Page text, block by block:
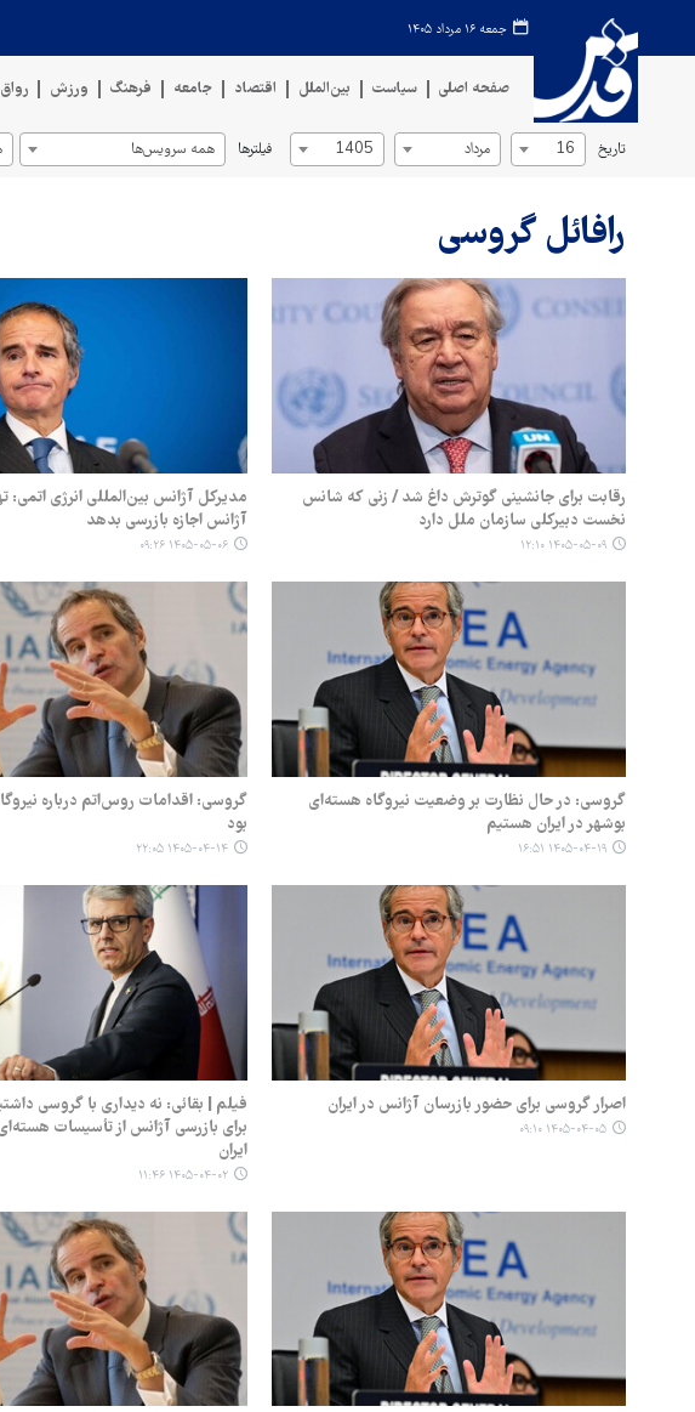
جمعه ۱۶ مرداد ۱۴۰۵
صفحه اصلی سیاست بین‌الملل اقتصاد جامعه فرهنگ ورزش رواق
تاریخ 16 مرداد 1405 فیلترها همه سرویس‌ها
رافائل گروسی
رقابت برای جانشینی گوترش داغ شد / زنی که شانس
نخست دبیرکلی سازمان ملل دارد
۱۴۰۵-۰۵-۰۹ ۱۲:۱۰
مدیرکل آژانس بین‌المللی انرژی اتمی:
آژانس اجازه بازرسی بدهد
۱۴۰۵-۰۵-۰۶ ۰۹:۲۶
گروسی: در حال نظارت بر وضعیت نیروگاه هسته‌ای
بوشهر در ایران هستیم
۱۴۰۵-۰۴-۱۹ ۱۶:۵۱
گروسی: اقدامات روس‌اتم درباره
بود
۱۴۰۵-۰۴-۱۴ ۲۲:۰۵
اصرار گروسی برای حضور بازرسان آژانس در ایران
۱۴۰۵-۰۴-۰۵ ۰۹:۱۰
فیلم | بقائی: نه دیداری با گروسی
برای بازرسی آژانس از تأسیسات
ایران
۱۴۰۵-۰۴-۰۲ ۱۱:۴۶